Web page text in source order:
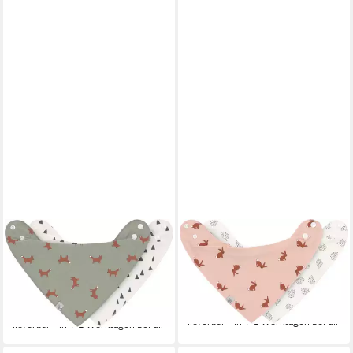
LÄSSIG
Dreieckstuch Little Forest,
Fuchs, (Set, 2-St), für Babys
13,65 € UVP17,95 €
lieferbar - in 1-2 Werktagen bei dir
LÄSSIG
Dreieckstuch Little Forest,
Bandana, Hase, (Set, 2-St), für
Babys; PETA-approved vegan
lieferbar - in 1-2 Werktagen bei dir